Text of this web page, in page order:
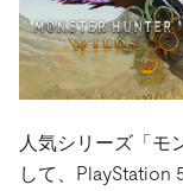
人気シリーズ「モ
して、PlayStation